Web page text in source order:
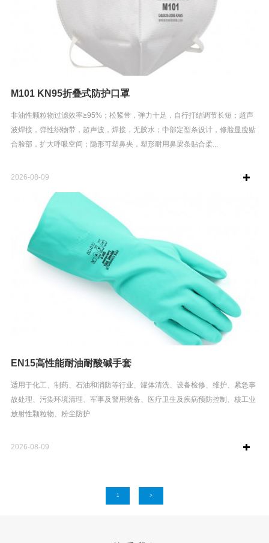
M101 KN95折叠式防护口罩
非油性颗粒物过滤效率≥95%；松紧带，弹力十足，自行打结调节长短；超声
波焊接，弹性织物带，超声波，焊接，无胶水；中部定型条设计，修脸显瘦贴
合脸部，扩大呼吸空间；隐形可塑鼻夹，塑形耐用鼻梁条贴合柔...
2026-08-09
EN15高性能耐油耐酸碱手套
适用于化工、制药、石油和消防等行业、罐体清洗、设备检修、维护、紧急事
故处理、污染环境清理、军事及警用装备、医疗卫生及疾病预防控制、核工业
放射性颗粒物、粉尘防护
2026-08-09
1 >